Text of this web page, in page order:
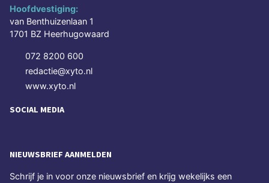
Hoofdvestiging:
van Benthuizenlaan 1
1701 BZ Heerhugowaard
072 8200 600
redactie@xyto.nl
www.xyto.nl
SOCIAL MEDIA
NIEUWSBRIEF AANMELDEN
Schrijf je in voor onze nieuwsbrief en krijg wekelijks een